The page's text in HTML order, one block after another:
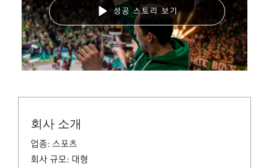
성공 스토리 보기
회사 소개
업종: 스포츠
회사 규모: 대형